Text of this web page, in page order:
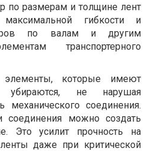
по размерам и толщине лент
гибкости и
по валам и другим
транспортерного
элементы, которые имеют
убираются, не нарушая
механического соединения.
соединения можно создать
Это усилит прочность на
даже при критической